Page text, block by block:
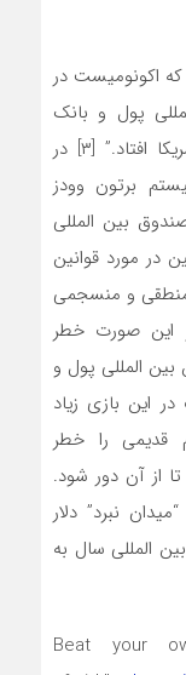
که اکونومیست در
پول و بانک
جهانی نوشت، “در دام رقابت چین و آمریکا افتاد.” [۳] در
برتون وودز
بین المللی
در مورد قوانین
و منسجمی
این صورت خطر
المللی پول و
این بازی زیاد
قدیمی را خطر
از آن دور شود.
نبرد” دلار
المللی سال به
“Beat your